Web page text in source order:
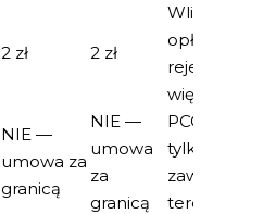
2 zł 2 zł
Wliczona w
opłatę
większości
NIE —
umowa za
granicą
NIE —
umowa
za
granicą
PCC
tylko umów
zawartych
terenie